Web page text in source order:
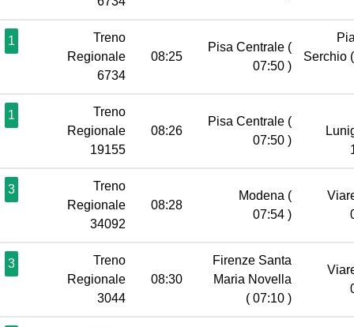
1
Treno
Regionale
6734
08:25
Pisa Centrale (
07:50 )
Serchio
1
Treno
Regionale
19155
08:26
Pisa Centrale (
07:50 )
3
Treno
Regionale
34092
08:28
Modena (
07:54 )
3
Treno
Regionale
3044
08:30
Firenze Santa
Maria Novella
( 07:10 )